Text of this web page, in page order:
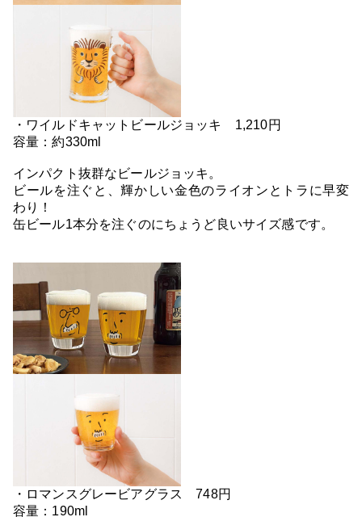
・ワイルドキャットビールジョッキ 1,210円
容量：約330ml
インパクト抜群なビールジョッキ。
ビールを注ぐと、輝かしい金色のライオンとトラに早変
わり！
缶ビール1本分を注ぐのにちょうど良いサイズ感です。
・ロマンスグレービアグラス 748円
容量：190ml